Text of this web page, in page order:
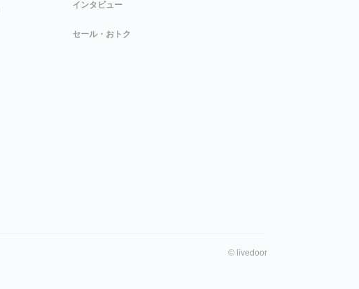
インタビュー
セール・おトク
© livedoor